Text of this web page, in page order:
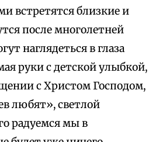
встретятся близкие и
после многолетней
наглядеться в глаза
руки с детской улыбкой,
с Христом Господом,
любят», светлой
радуемся мы в